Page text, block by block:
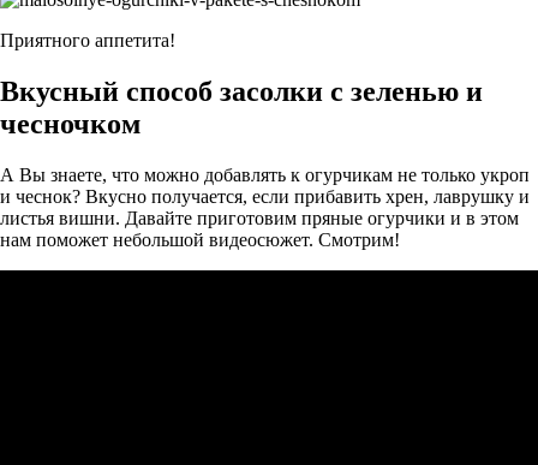
Приятного аппетита!
Вкусный способ засолки с зеленью и
чесночком
А Вы знаете, что можно добавлять к огурчикам не только укроп
и чеснок? Вкусно получается, если прибавить хрен, лаврушку и
листья вишни. Давайте приготовим пряные огурчики и в этом
нам поможет небольшой видеосюжет. Смотрим!